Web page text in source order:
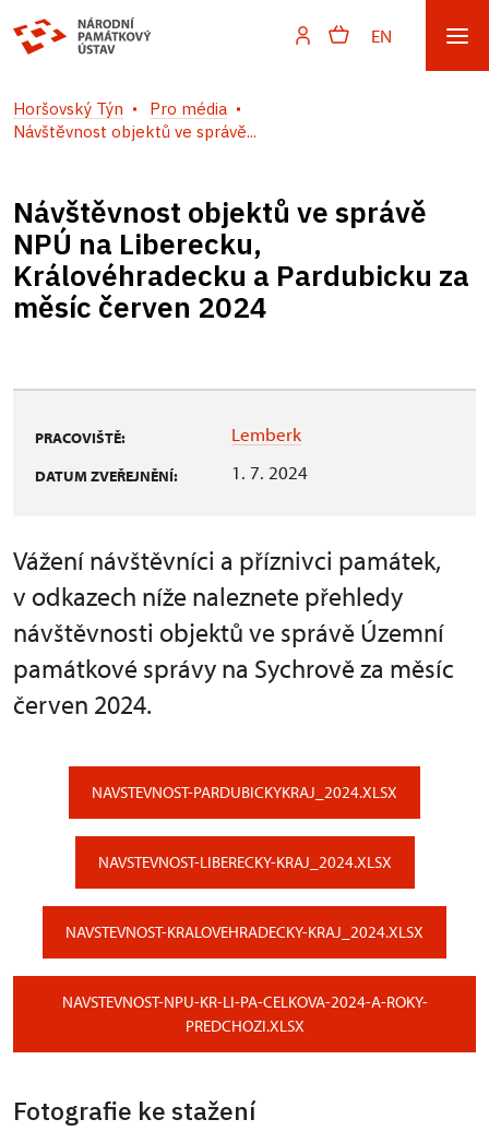
EN
Horšovský Týn
Pro média
Návštěvnost objektů ve správě...
Návštěvnost objektů ve správě
NPÚ na Liberecku,
Královéhradecku a Pardubicku za
měsíc červen 2024
PRACOVIŠTĚ: Lemberk
DATUM ZVEŘEJNĚNÍ: 1. 7. 2024
Vážení návštěvníci a příznivci památek,
v odkazech níže naleznete přehledy
návštěvnosti objektů ve správě Územní
památkové správy na Sychrově za měsíc
červen 2024.
NAVSTEVNOST-PARDUBICKYKRAJ_2024.XLSX
NAVSTEVNOST-LIBERECKY-KRAJ_2024.XLSX
NAVSTEVNOST-KRALOVEHRADECKY-KRAJ_2024.XLSX
NAVSTEVNOST-NPU-KR-LI-PA-CELKOVA-2024-A-ROKY-
PREDCHOZI.XLSX
Fotografie ke stažení